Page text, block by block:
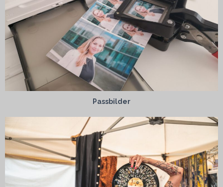
Passbilder